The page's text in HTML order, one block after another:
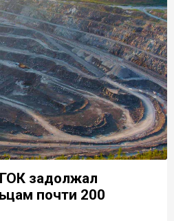
задолжал
почти 200